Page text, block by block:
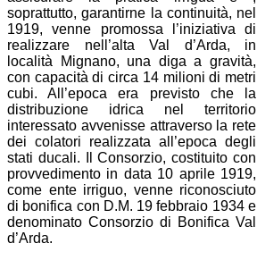
soprattutto, garantirne la continuità, nel
1919, venne promossa l’iniziativa di
realizzare nell’alta Val d’Arda, in
località Mignano, una diga a gravità,
con capacità di circa 14 milioni di metri
cubi. All’epoca era previsto che la
distribuzione idrica nel territorio
interessato avvenisse attraverso la rete
dei colatori realizzata all’epoca degli
stati ducali. Il Consorzio, costituito con
provvedimento in data 10 aprile 1919,
come ente irriguo, venne riconosciuto
di bonifica con D.M. 19 febbraio 1934 e
denominato Consorzio di Bonifica Val
d’Arda.